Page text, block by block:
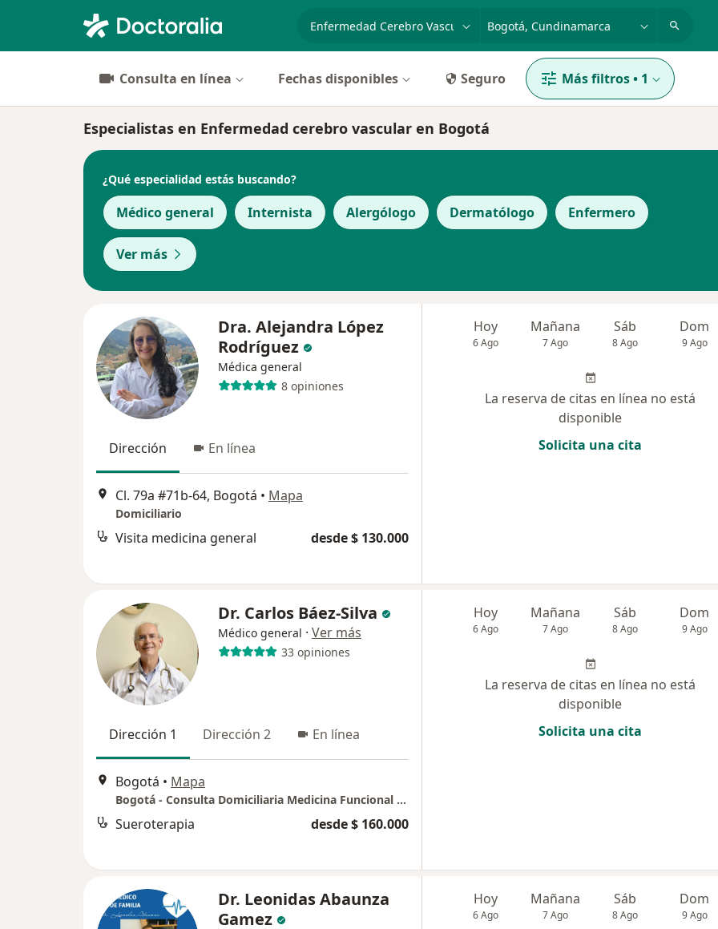
especialidad, enfermedad o nombre
p. ej. Bogotá
Consulta en línea Fechas disponibles Seguro Más filtros• 1
Especialistas en Enfermedad cerebro vascular en Bogotá
¿Qué especialidad estás buscando?
Médico general Internista Alergólogo Dermatólogo Enfermero
Ver más
Dra. Alejandra López
Rodríguez
Médica general
8 opiniones
Dirección En línea
Cl. 79a #71b-64, Bogotá • Mapa
Domiciliario
Visita medicina general desde $ 130.000
Hoy
6 Ago
Mañana
7 Ago
Sáb
8 Ago
Dom
9 Ago
La reserva de citas en línea no está
disponible
Solicita una cita
Dr. Carlos Báez-Silva
Médico general · Ver más
33 opiniones
Dirección 1 Dirección 2 En línea
Bogotá • Mapa
Bogotá - Consulta Domiciliaria Medicina Funcional Biorreguladora
Sueroterapia desde $ 160.000
Hoy
6 Ago
Mañana
7 Ago
Sáb
8 Ago
Dom
9 Ago
La reserva de citas en línea no está
disponible
Solicita una cita
Dr. Leonidas Abaunza
Gamez
Hoy
6 Ago
Mañana
7 Ago
Sáb
8 Ago
Dom
9 Ago